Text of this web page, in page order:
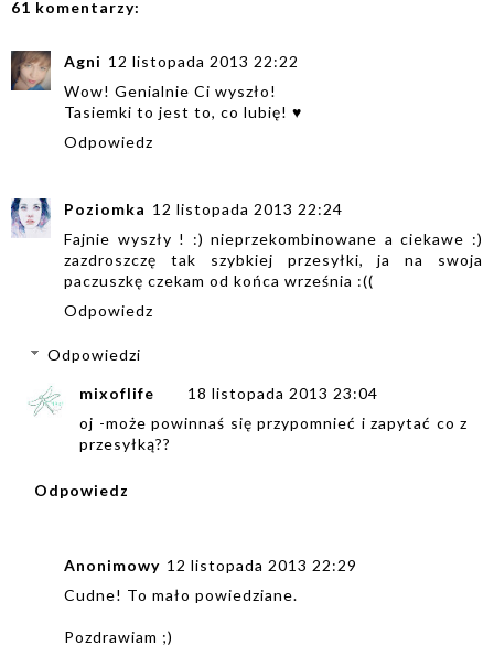
61 komentarzy:
Agni 12 listopada 2013 22:22
Wow! Genialnie Ci wyszło!
Tasiemki to jest to, co lubię! ♥
Odpowiedz
Poziomka 12 listopada 2013 22:24
Fajnie wyszły ! :) nieprzekombinowane a ciekawe :)
zazdroszczę tak szybkiej przesyłki, ja na swoja
paczuszkę czekam od końca września :((
Odpowiedz
Odpowiedzi
mixoflife
18 listopada 2013 23:04
oj -może powinnaś się przypomnieć i zapytać co z
przesyłką??
Odpowiedz
Anonimowy 12 listopada 2013 22:29
Cudne! To mało powiedziane.
Pozdrawiam ;)